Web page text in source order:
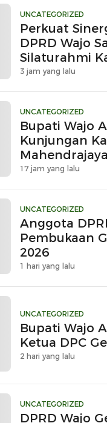
UNCATEGORIZED
Perkuat
DPRD Wajo
Silaturahmi
3 jam yang lalu
UNCATEGORIZED
Bupati Wajo
Kunjungan
Sinergi
17 jam yang lalu
UNCATEGORIZED
Anggota
Pembukaan
2026
1 hari yang lalu
UNCATEGORIZED
Bupati Wajo
Ketua DPC
2 hari yang lalu
UNCATEGORIZED
DPRD Wajo